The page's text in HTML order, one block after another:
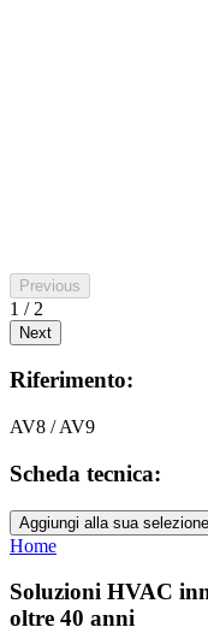
Previous
1 / 2
Next
Riferimento:
AV8 / AV9
Scheda tecnica:
Aggiungi alla sua selezione
Home
Soluzioni HVAC
oltre 40 anni